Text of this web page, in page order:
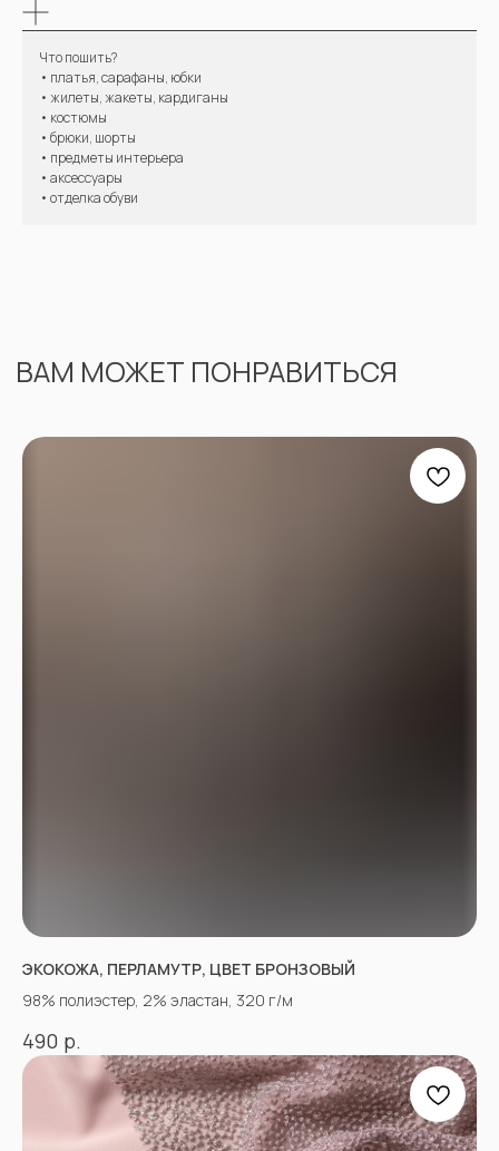
Что пошить?
• платья, сарафаны, юбки
• жилеты, жакеты, кардиганы
• костюмы
• брюки, шорты
• предметы интерьера
• аксессуары
• отделка обуви
ЭКОКОЖА, ПЕРЛАМУТР, ЦВЕТ БРОНЗОВЫЙ
98% полиэстер, 2% эластан, 320 г/м
490 р.